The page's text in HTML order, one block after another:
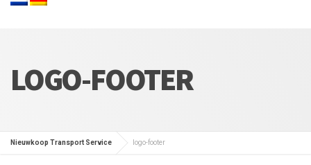
LOGO-FOOTER
Nieuwkoop Transport Service logo-footer